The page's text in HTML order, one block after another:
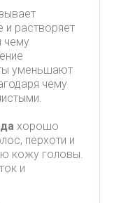
растворяет
чему
уменьшают
чему
хорошо
перхоти и
кожу головы.
и